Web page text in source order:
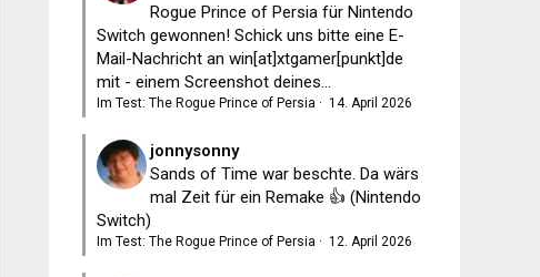
Rogue Prince of Persia für Nintendo
Switch gewonnen! Schick uns bitte eine E-
Mail-Nachricht an win[at]xtgamer[punkt]de
mit - einem Screenshot deines...
Im Test: The Rogue Prince of Persia · 14. April 2026
jonnysonny
Sands of Time war beschte. Da wärs
mal Zeit für ein Remake 👍 (Nintendo
Switch)
Im Test: The Rogue Prince of Persia · 12. April 2026